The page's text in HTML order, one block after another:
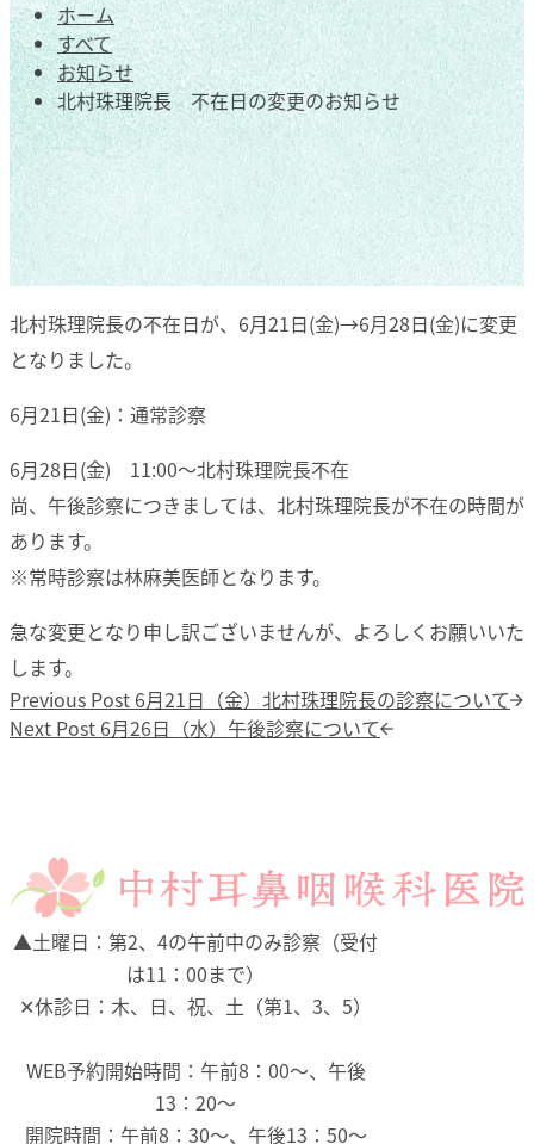
ホーム
すべて
お知らせ
北村珠理院長 不在日の変更のお知らせ
北村珠理院長の不在日が、6月21日(金)→6月28日(金)に変更
となりました。
6月21日(金)：通常診察
6月28日(金) 11:00～北村珠理院長不在
尚、午後診察につきましては、北村珠理院長が不在の時間が
あります。
※常時診察は林麻美医師となります。
急な変更となり申し訳ございませんが、よろしくお願いいた
します。
投稿ナビゲーション
Previous Post Previous post:
6月21日（金）北村珠理院長の診察について
Next Post Next post:
6月26日（水）午後診察について
▲土曜日：第2、4の午前中のみ診察（受付
は11：00まで）
✕休診日：木、日、祝、土（第1、3、5）
WEB予約開始時間：午前8：00～、午後
13：20～
開院時間：午前8：30～、午後13：50～